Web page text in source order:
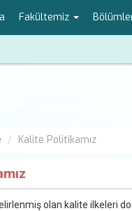
Fakültemiz
Kalite Politikamız
olan kalite ilkeleri